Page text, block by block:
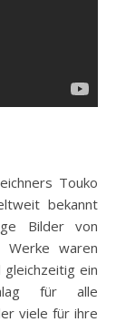
Touko
bekannt
Bilder von
Werke waren
ein
für alle
viele für ihre